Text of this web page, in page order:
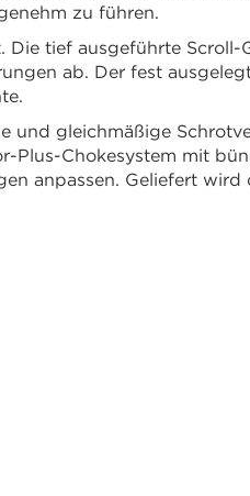
zu führen.
Die tief ausgeführte
ab. Der fest
und gleichmäßige
Plus-Chokesystem mit
anpassen. Geliefert